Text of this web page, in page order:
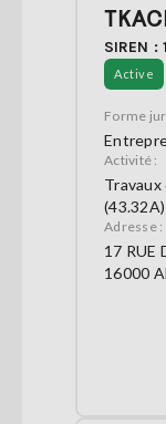
SIREN :
Active
Forme
Activité :
(43.32A)
Adresse :
17 RUE
16000